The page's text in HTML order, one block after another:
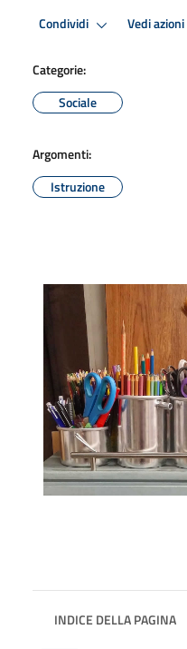
Condividi Vedi azioni
Categorie:
Sociale
Argomenti:
Istruzione
INDICE DELLA PAGINA